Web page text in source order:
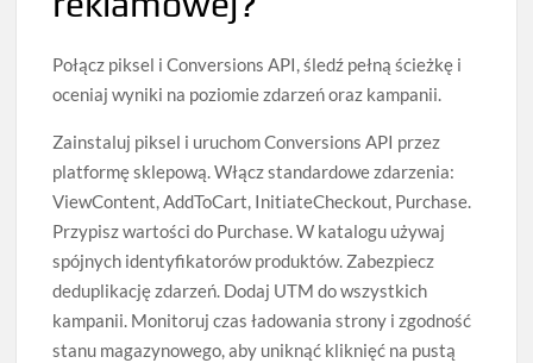
Połącz piksel i Conversions API, śledź pełną ścieżkę i
oceniaj wyniki na poziomie zdarzeń oraz kampanii.
Zainstaluj piksel i uruchom Conversions API przez
platformę sklepową. Włącz standardowe zdarzenia:
ViewContent, AddToCart, InitiateCheckout, Purchase.
Przypisz wartości do Purchase. W katalogu używaj
spójnych identyfikatorów produktów. Zabezpiecz
deduplikację zdarzeń. Dodaj UTM do wszystkich
kampanii. Monitoruj czas ładowania strony i zgodność
stanu magazynowego, aby uniknąć kliknięć na pustą